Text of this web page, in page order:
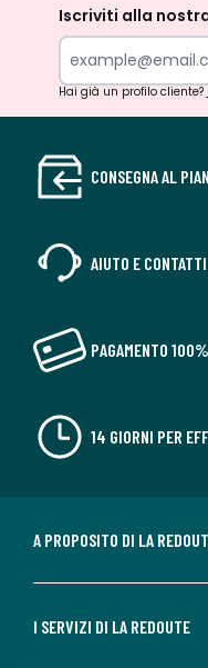
Iscriviti alla
Hai già un profilo cliente?
CONSEGNA AL
AIUTO E CONTATTI
PAGAMENTO
14 GIORNI PER
A PROPOSITO DI LA
I SERVIZI DI LA REDOUTE